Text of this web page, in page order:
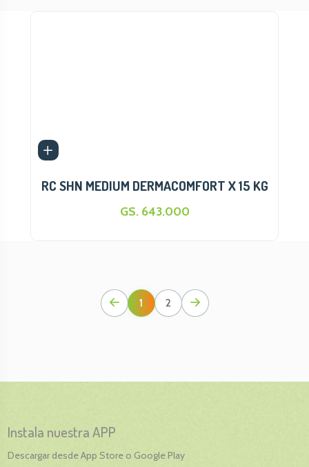
RC SHN MEDIUM DERMACOMFORT X 15 KG
GS. 643.000
1 2
Instala nuestra APP
Descargar desde App Store o Google Play